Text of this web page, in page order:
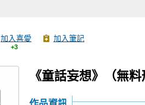
加入喜愛
+3
加入筆記
《童話妄想》（無料